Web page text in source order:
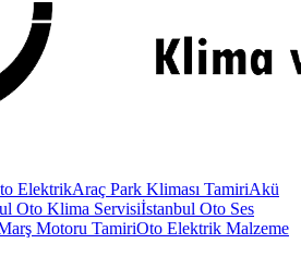
ElektrikAraç Park Kliması TamiriAkü
Oto Klima Servisiİstanbul Oto Ses
Motoru TamiriOto Elektrik Malzeme